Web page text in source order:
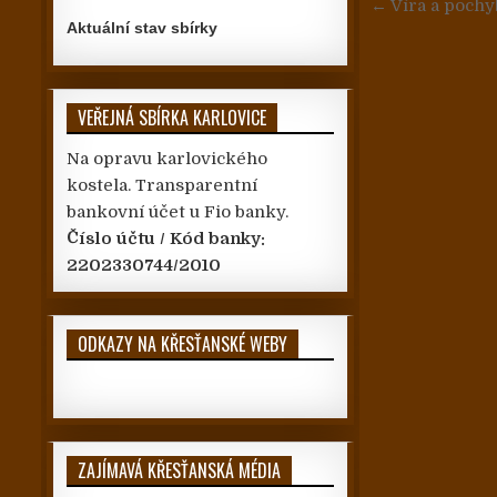
← Víra a
Aktuální stav sbírky
VEŘEJNÁ SBÍRKA KARLOVICE
Na opravu karlovického
kostela. Transparentní
bankovní účet u Fio banky.
Číslo účtu / Kód banky:
2202330744/2010
ODKAZY NA KŘESŤANSKÉ WEBY
ZAJÍMAVÁ KŘESŤANSKÁ MÉDIA